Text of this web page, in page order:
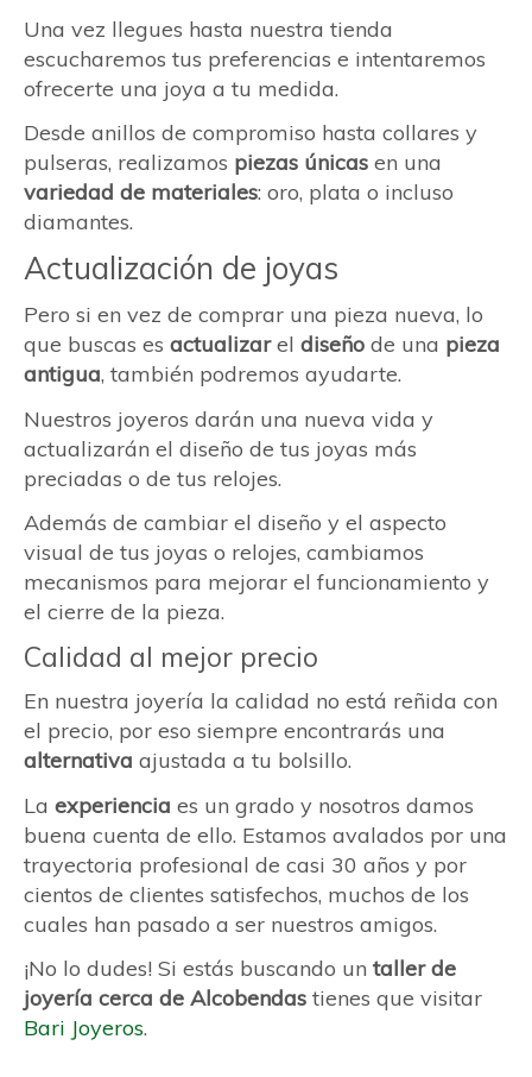
Una vez llegues hasta nuestra tienda
escucharemos tus preferencias e intentaremos
ofrecerte una joya a tu medida.
Desde anillos de compromiso hasta collares y
pulseras, realizamos piezas únicas en una
variedad de materiales: oro, plata o incluso
diamantes.
Actualización de joyas
Pero si en vez de comprar una pieza nueva, lo
que buscas es actualizarel diseño de una pieza
antigua, también podremos ayudarte.
Nuestros joyeros darán una nueva vida y
actualizarán el diseño de tus joyas más
preciadas o de tus relojes.
Además de cambiar el diseño y el aspecto
visual de tus joyas o relojes, cambiamos
mecanismos para mejorar el funcionamiento y
el cierre de la pieza.
Calidad al mejor precio
En nuestra joyería la calidad no está reñida con
el precio, por eso siempre encontrarás una
alternativa ajustada a tu bolsillo.
La experiencia es un grado y nosotros damos
buena cuenta de ello. Estamos avalados por una
trayectoria profesional de casi 30 años y por
cientos de clientes satisfechos, muchos de los
cuales han pasado a ser nuestros amigos.
¡No lo dudes! Si estás buscando un taller de
joyería cerca de Alcobendas tienes que visitar
Bari Joyeros.